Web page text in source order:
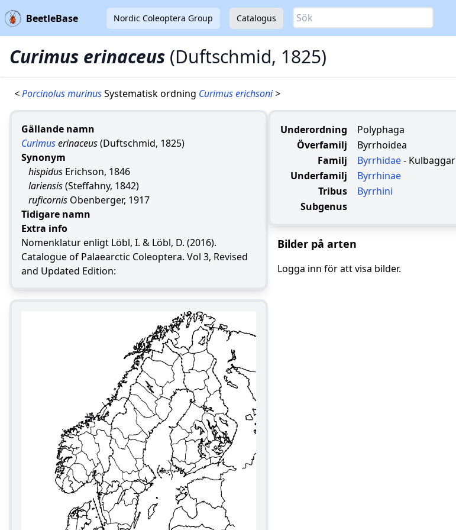
BeetleBase Nordic Coleoptera Group Catalogus Sök
Curimus erinaceus (Duftschmid, 1825)
<Porcinolus murinusSystematisk ordning Curimus erichsoni>
Gällande namn
Curimuserinaceus(Duftschmid, 1825)
Synonym
hispidus Erichson, 1846
lariensis(Steffahny, 1842)
ruficornis Obenberger, 1917
Tidigare namn
Extra info
Nomenklatur enligt Löbl, I. & Löbl, D. (2016).
Catalogue of Palaearctic Coleoptera. Vol 3, Revised
and Updated Edition:
Underordning
Polyphaga
Överfamilj
Byrrhoidea
Familj
Byrrhidae- Kulbaggar
Underfamilj
Byrrhinae
Tribus
Byrrhini
Subgenus
Bilder på arten
Logga inn för att visa bilder.